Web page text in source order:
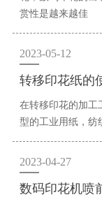
赏性是越来越佳
2023-05-12
转移印花纸的
在转移印花的加工
型的工业用纸，纺
2023-04-27
数码印花机喷